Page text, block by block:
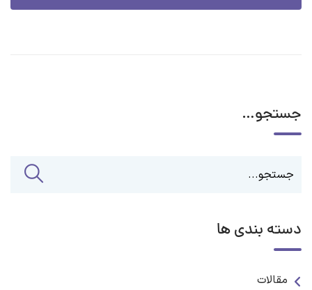
جستجو…
دسته بندی ها
مقالات